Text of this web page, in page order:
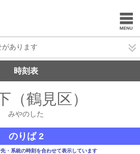
あります
時刻表
（鶴見区）
みやのした
のりば 2
・系統の時刻を合わせて表示しています